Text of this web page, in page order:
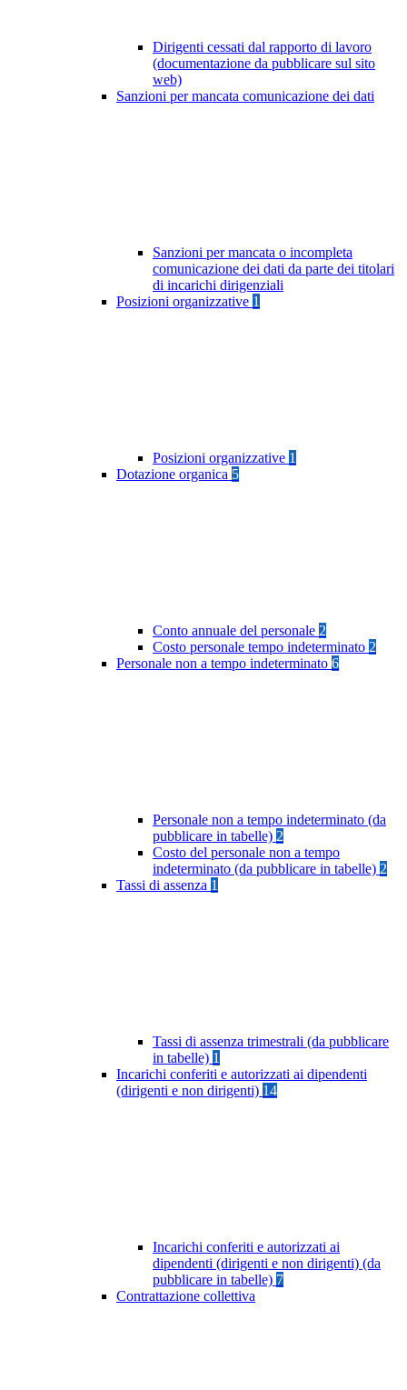
Dirigenti cessati dal rapporto di lavoro
(documentazione da pubblicare sul sito
web)
Sanzioni per mancata comunicazione dei dati
Sanzioni per mancata o incompleta
comunicazione dei dati da parte dei titolari
di incarichi dirigenziali
Posizioni organizzative 1
Posizioni organizzative 1
Dotazione organica 5
Conto annuale del personale 2
Costo personale tempo indeterminato 2
Personale non a tempo indeterminato 6
Personale non a tempo indeterminato (da
pubblicare in tabelle) 2
Costo del personale non a tempo
indeterminato (da pubblicare in tabelle) 2
Tassi di assenza 1
Tassi di assenza trimestrali (da pubblicare
in tabelle) 1
Incarichi conferiti e autorizzati ai dipendenti
(dirigenti e non dirigenti) 14
Incarichi conferiti e autorizzati ai
dipendenti (dirigenti e non dirigenti) (da
pubblicare in tabelle) 7
Contrattazione collettiva